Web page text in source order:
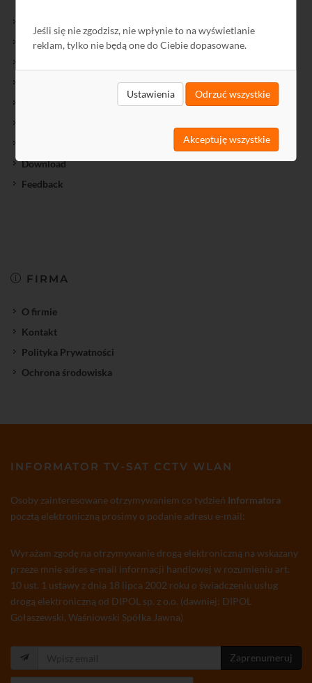
Jeśli się nie zgodzisz, nie wpłynie to na wyświetlanie
reklam, tylko nie będą one do Ciebie dopasowane.
Ustawienia Odrzuć wszystkie
Akceptuję wszystkie
Biblioteka
Archiwum Informatora
Download
Feedback
FIRMA
O firmie
Kontakt
Polityka Prywatności
Ochrona środowiska
INFORMATOR TV-SAT CCTV WLAN
Osoby zainteresowane otrzymywaniem co tydzień Informatora
pocztą elektroniczną prosimy o podanie adresu e-mail:
Wyrażam zgodę na otrzymywanie drogą elektroniczną na wskazany
przeze mnie adres e-mail informacji handlowej w rozumieniu art.
10 ust. 1 ustawy z dnia 18 lipca 2002 roku o świadczeniu usług
drogą elektroniczną od DIPOL sp. z o.o. (dawniej: DIPOL
Gołaszewski, Waśniowski Spółka Jawna)
Zaprenumeruj